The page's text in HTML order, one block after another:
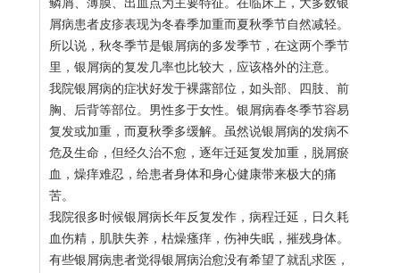
屑病患者皮疹表现为冬春季加重而夏秋季节自然减轻。
所以说，秋冬季节是银屑病的多发季节，在这两个季节
里，银屑病的复发几率也比较大，应该格外的注意。
我院银屑病的症状好发于裸露部位，如头部、四肢、前
胸、后背等部位。男性多于女性。银屑病春冬季节容易
复发或加重，而夏秋季多缓解。虽然说银屑病的发病不
危及生命，但经久治不愈，逐年迁延复发加重，脱屑瘀
血，燥痒难忍，给患者身体和身心健康带来极大的痛
苦。
我院很多时候银屑病长年反复发作，病程迁延，日久耗
血伤精，肌肤失养，枯燥瘙痒，伤神失眠，摧残身体。
有些银屑病患者觉得银屑病治愈没有希望了就乱求医，